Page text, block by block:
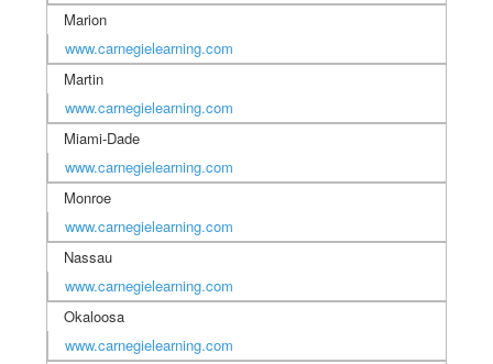
Marion
www.carnegielearning.com
Martin
www.carnegielearning.com
Miami-Dade
www.carnegielearning.com
Monroe
www.carnegielearning.com
Nassau
www.carnegielearning.com
Okaloosa
www.carnegielearning.com